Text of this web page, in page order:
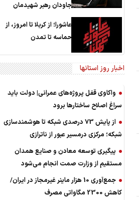
جاودان رهبر شهیدمان
عاشورا؛ از کربلا تا امروز، از
حماسه تا تمدن
اخبار روز استانها
واکاوی قفل پروژه‌های عمرانی| دولت باید
سراغ اصلاح ساختارها برود
از پایش 73 درصدی شبکه تا هوشمندسازی
شبکه؛ مرکزی درمسیر عبور از ناترازی
پیگیری توسعه معادن و صنایع همدان
مستقیم از وزارت صمت انجام می‌شود
جمع‌آوری 10 هزار ماینر غیرمجاز در ایران/
کاهش 2300 مگاواتی مصرف